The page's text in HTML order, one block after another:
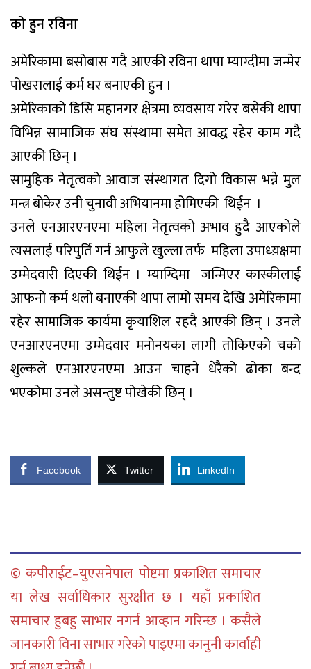
को हुन रविना
अमेरिकामा बसोबास गदै आएकी रविना थापा म्याग्दीमा जन्मेर
पोखरालाई कर्म घर बनाएकी हुन ।
अमेरिकाको डिसि महानगर क्षेत्रमा व्यवसाय गरेर बसेकी थापा
विभिन्न सामाजिक संघ संस्थामा समेत आवद्ध रहेर काम गदै
आएकी छिन् ।
सामुहिक नेतृत्वको आवाज संस्थागत दिगो विकास भन्ने मुल
मन्त्र बोकेर उनी चुनावी अभियानमा होमिएकी थिईन ।
उनले एनआरएनएमा महिला नेतृत्वको अभाव हुदै आएकोले
त्यसलाई परिपुर्ति गर्न आफुले खुल्ला तर्फ महिला उपाध्य़क्षमा
उम्मेदवारी दिएकी थिईन । म्याग्दिमा जन्मिएर कास्कीलाई
आफनो कर्म थलो बनाएकी थापा लामो समय देखि अमेरिकामा
रहेर सामाजिक कार्यमा कृयाशिल रहदै आएकी छिन् । उनले
एनआरएनएमा उम्मेदवार मनोनयका लागी तोकिएको चको
शुल्कले एनआरएनएमा आउन चाहने धेरैको ढोका बन्द
भएकोमा उनले असन्तुष्ट पोखेकी छिन् ।
Facebook Twitter LinkedIn
© कपीराईट–युएसनेपाल पोष्टमा प्रकाशित समाचार
या लेख सर्वाधिकार सुरक्षीत छ । यहाँ प्रकाशित
समाचार हुबहु साभार नगर्न आव्हान गरिन्छ । कसैले
जानकारी विना साभार गरेको पाइएमा कानुनी कार्वाही